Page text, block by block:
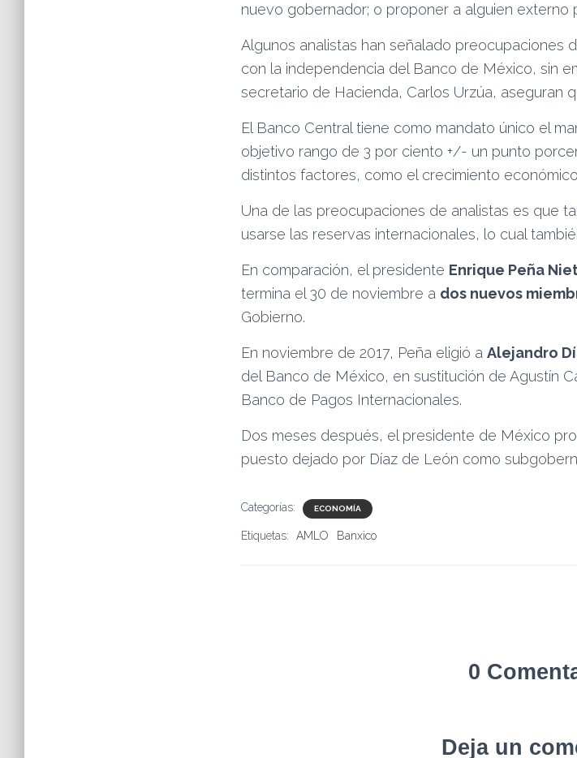
nuevo gobernador; o proponer a alguien externo
Algunos analistas han señalado preocupaciones
con la independencia del Banco de México, sin
secretario de Hacienda, Carlos Urzúa, aseguran
El Banco Central tiene como mandato único el
objetivo rango de 3 por ciento +/- un punto
distintos factores, como el crecimiento
Una de las preocupaciones de analistas es que
usarse las reservas internacionales, lo cual
En comparación, el presidente Enrique Peña
termina el 30 de noviembre a dos nuevos
Gobierno.
En noviembre de 2017, Peña eligió a Alejandro
del Banco de México, en sustitución de Agustín
Banco de Pagos Internacionales.
Dos meses después, el presidente de México
puesto dejado por Díaz de León como
Categorías: ECONOMÍA
Etiquetas: AMLO Banxico
0
Deja un